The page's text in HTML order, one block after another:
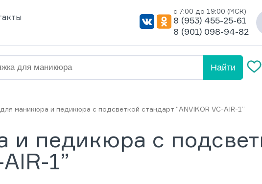
с 7:00 до 19:00 (МСК)
8 (953) 455-25-61
8 (901) 098-94-82
Найти
маникюра и педикюра с подсветкой стандарт “ANVIKOR VC-AIR-1”
педикюра с
1”